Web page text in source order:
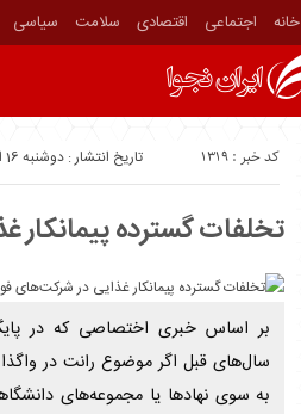
خانه اجتماعی اقتصادی سلامت سیاسی
تاریخ انتشار : دوشنبه 16 اکتبر 2023 - 17:33 کد خبر : 1319
تخلفات گسترده پیمانکار
بر اساس خبری اختصاصی که در
سال‌های قبل اگر موضوع رانت در
به سوی نهادها یا مجموعه‌های